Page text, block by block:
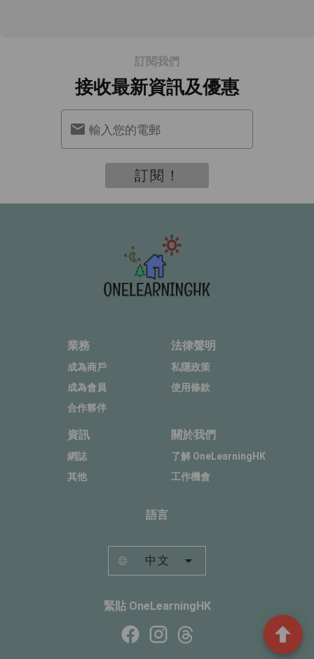
訂閱我們
接收最新資訊及優惠
輸入您的電郵
訂閱！
業務
成為商戶
成為會員
合作夥伴
法律聲明
私隱政策
使用條款
資訊
網誌
其他
關於我們
了解 OneLearningHK
工作機會
語言
中文
緊貼 OneLearningHK